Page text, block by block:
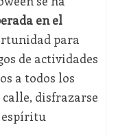
en el
para
de actividades
a todos los
disfrazarse
espíritu